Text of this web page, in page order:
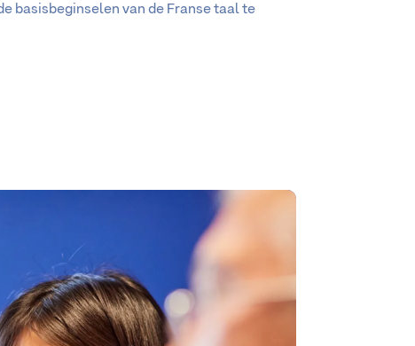
basisbeginselen van de Franse taal te